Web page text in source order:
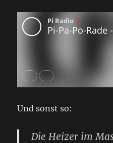
Und sonst so:
Die Heizer im